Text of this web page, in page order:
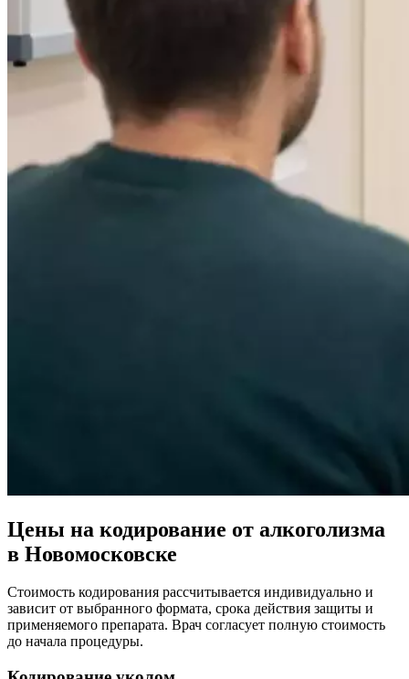
Цены на кодирование от алкоголизма
в Новомосковске
Стоимость кодирования рассчитывается индивидуально и
зависит от выбранного формата, срока действия защиты и
применяемого препарата. Врач согласует полную стоимость
до начала процедуры.